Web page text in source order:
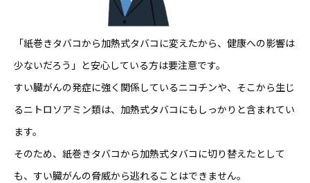
「紙巻きタバコから加熱式タバコに変えたから、健康への影響は
少ないだろう」と安心している方は要注意です。
すい臓がんの発症に強く関係しているニコチンや、そこから生じ
るニトロソアミン類は、加熱式タバコにもしっかりと含まれてい
ます。
そのため、紙巻きタバコから加熱式タバコに切り替えたとして
も、すい臓がんの脅威から逃れることはできません。